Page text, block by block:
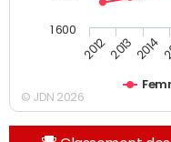
2012 2013 2014
1 600
© JDN 2026